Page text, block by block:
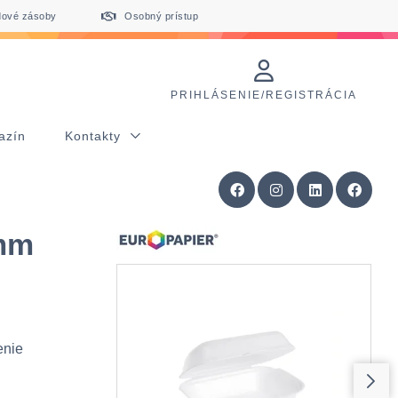
zásoby Osobný prístup
PRIHLÁSENIE/REGISTRÁCIA
Kontakty